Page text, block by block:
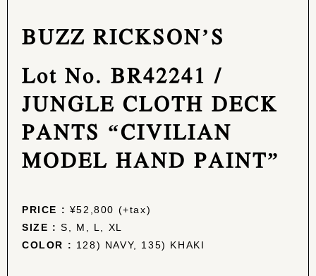
BUZZ RICKSON’S
Lot No. BR42241 /
JUNGLE CLOTH DECK
PANTS “CIVILIAN
MODEL HAND PAINT”
PRICE : ¥52,800 (+tax)
SIZE : S, M, L, XL
COLOR : 128) NAVY, 135) KHAKI